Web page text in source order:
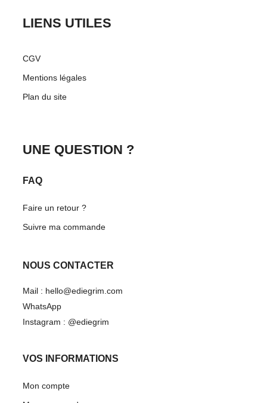
LIENS UTILES
CGV
Mentions légales
Plan du site
UNE QUESTION ?
FAQ
Faire un retour ?
Suivre ma commande
NOUS CONTACTER
Mail : hello@ediegrim.com
WhatsApp
Instagram : @ediegrim
VOS INFORMATIONS
Mon compte